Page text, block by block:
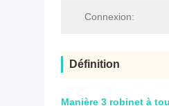
Connexion:
Définition
Manière 3 robinet à